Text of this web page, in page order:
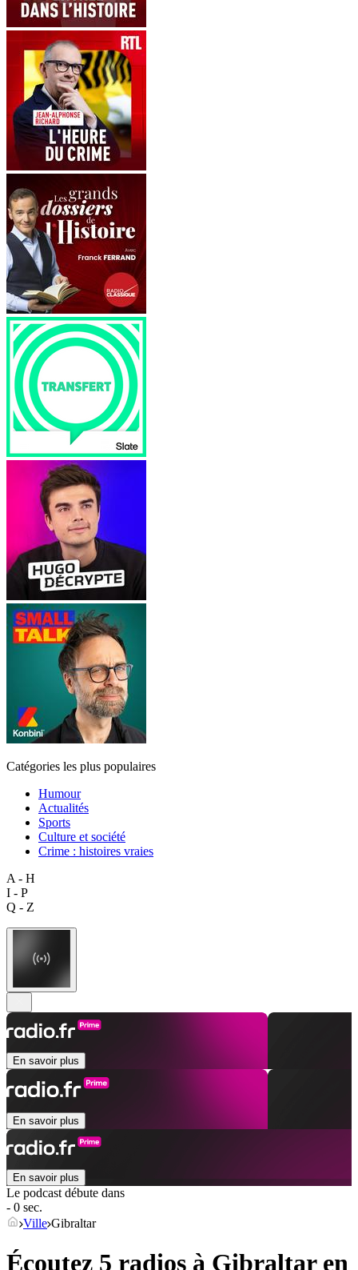
Catégories les plus populaires
Humour
Actualités
Sports
Culture et société
Crime : histoires vraies
A - H
I - P
Q - Z
En savoir plus
En savoir plus
En savoir plus
Le podcast débute dans
- 0 sec.
Ville Gibraltar
Écoutez 5 radios à Gibraltaren